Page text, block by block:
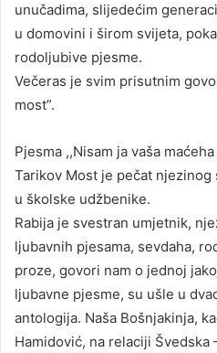
unučadima, slijedećim
u domovini i širom svijeta,
rodoljubive pjesme.
Večeras je svim prisutnim
most”.
Pjesma ,,Nisam ja vaša
Tarikov Most je pečat
u školske udžbenike.
Rabija je svestran umjetnik,
ljubavnih pjesama, sevdaha,
proze, govori nam o jednoj
ljubavne pjesme, su ušle u
antologija. Naša Bošnjakinja,
Hamidović, na relaciji Švedska